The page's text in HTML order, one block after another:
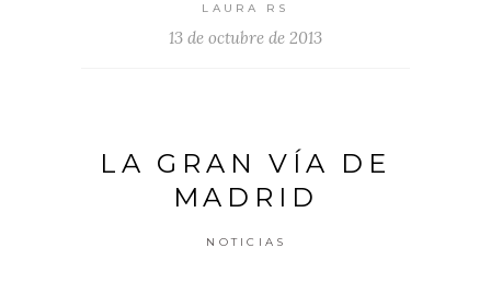
LAURA RS
13 de octubre de 2013
LA GRAN VÍA DE
MADRID
NOTICIAS